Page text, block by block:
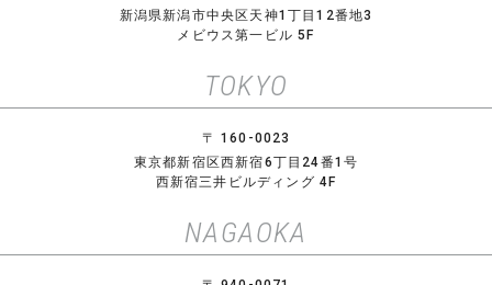
新潟県新潟市中央区天神1丁目12番地3
メビウス第一ビル 5F
TOKYO
〒 160-0023
東京都新宿区西新宿6丁目24番1号
西新宿三井ビルディング 4F
NAGAOKA